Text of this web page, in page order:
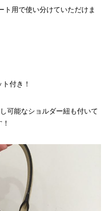
ト用で使い分けていただけま
付き！
可能なショルダー紐も付いて